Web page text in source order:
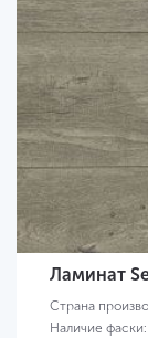
Ламинат
Страна
Наличие фаски: